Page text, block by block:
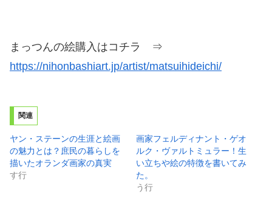
まっつんの絵購入はコチラ ⇒
https://nihonbashiart.jp/artist/matsuihideichi/
関連
ヤン・ステーンの生涯と絵画
の魅力とは？庶民の暮らしを
描いたオランダ画家の真実
す行
画家フェルディナント・ゲオ
ルク・ヴァルトミュラー！生
い立ちや絵の特徴を書いてみ
た。
う行